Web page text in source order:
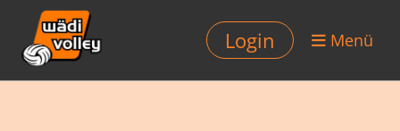
Login Menü